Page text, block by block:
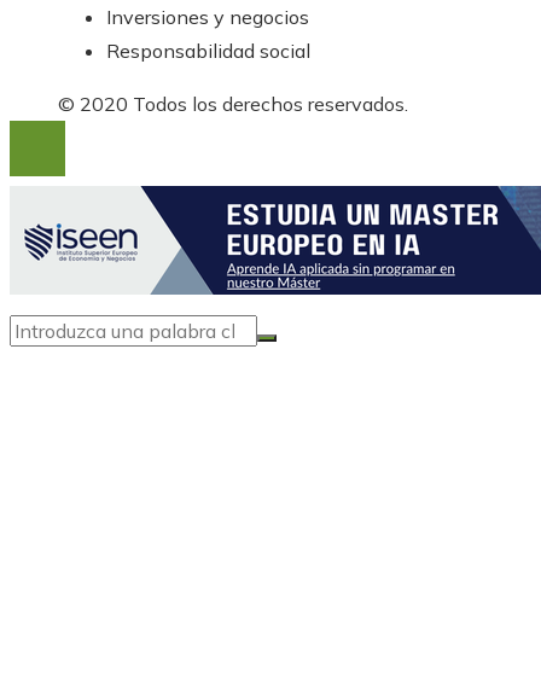
Inversiones y negocios
Responsabilidad social
© 2020 Todos los derechos reservados.